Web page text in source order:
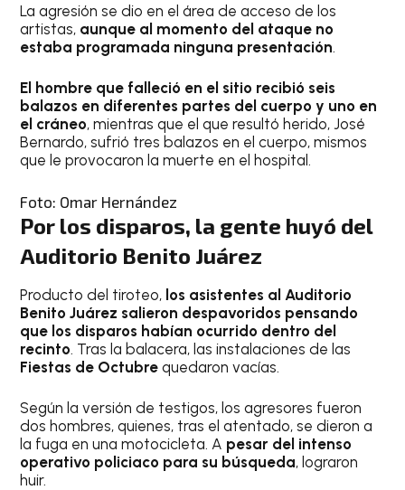
La agresión se dio en el área de acceso de los
artistas, aunque al momento del ataque no
estaba programada ninguna presentación.
El hombre que falleció en el sitio recibió seis
balazos en diferentes partes del cuerpo y uno en
el cráneo, mientras que el que resultó herido, José
Bernardo, sufrió tres balazos en el cuerpo, mismos
que le provocaron la muerte en el hospital.
Foto: Omar Hernández
Por los disparos, la gente huyó del
Auditorio Benito Juárez
Producto del tiroteo, los asistentes al Auditorio
Benito Juárez salieron despavoridos pensando
que los disparos habían ocurrido dentro del
recinto. Tras la balacera, las instalaciones de las
Fiestas de Octubrequedaron vacías.
Según la versión de testigos, los agresores fueron
dos hombres, quienes, tras el atentado, se dieron a
la fuga en una motocicleta. A pesar del intenso
operativo policiaco para su búsqueda, lograron
huir.